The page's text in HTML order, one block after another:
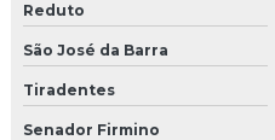
Reduto
São José da Barra
Tiradentes
Senador Firmino